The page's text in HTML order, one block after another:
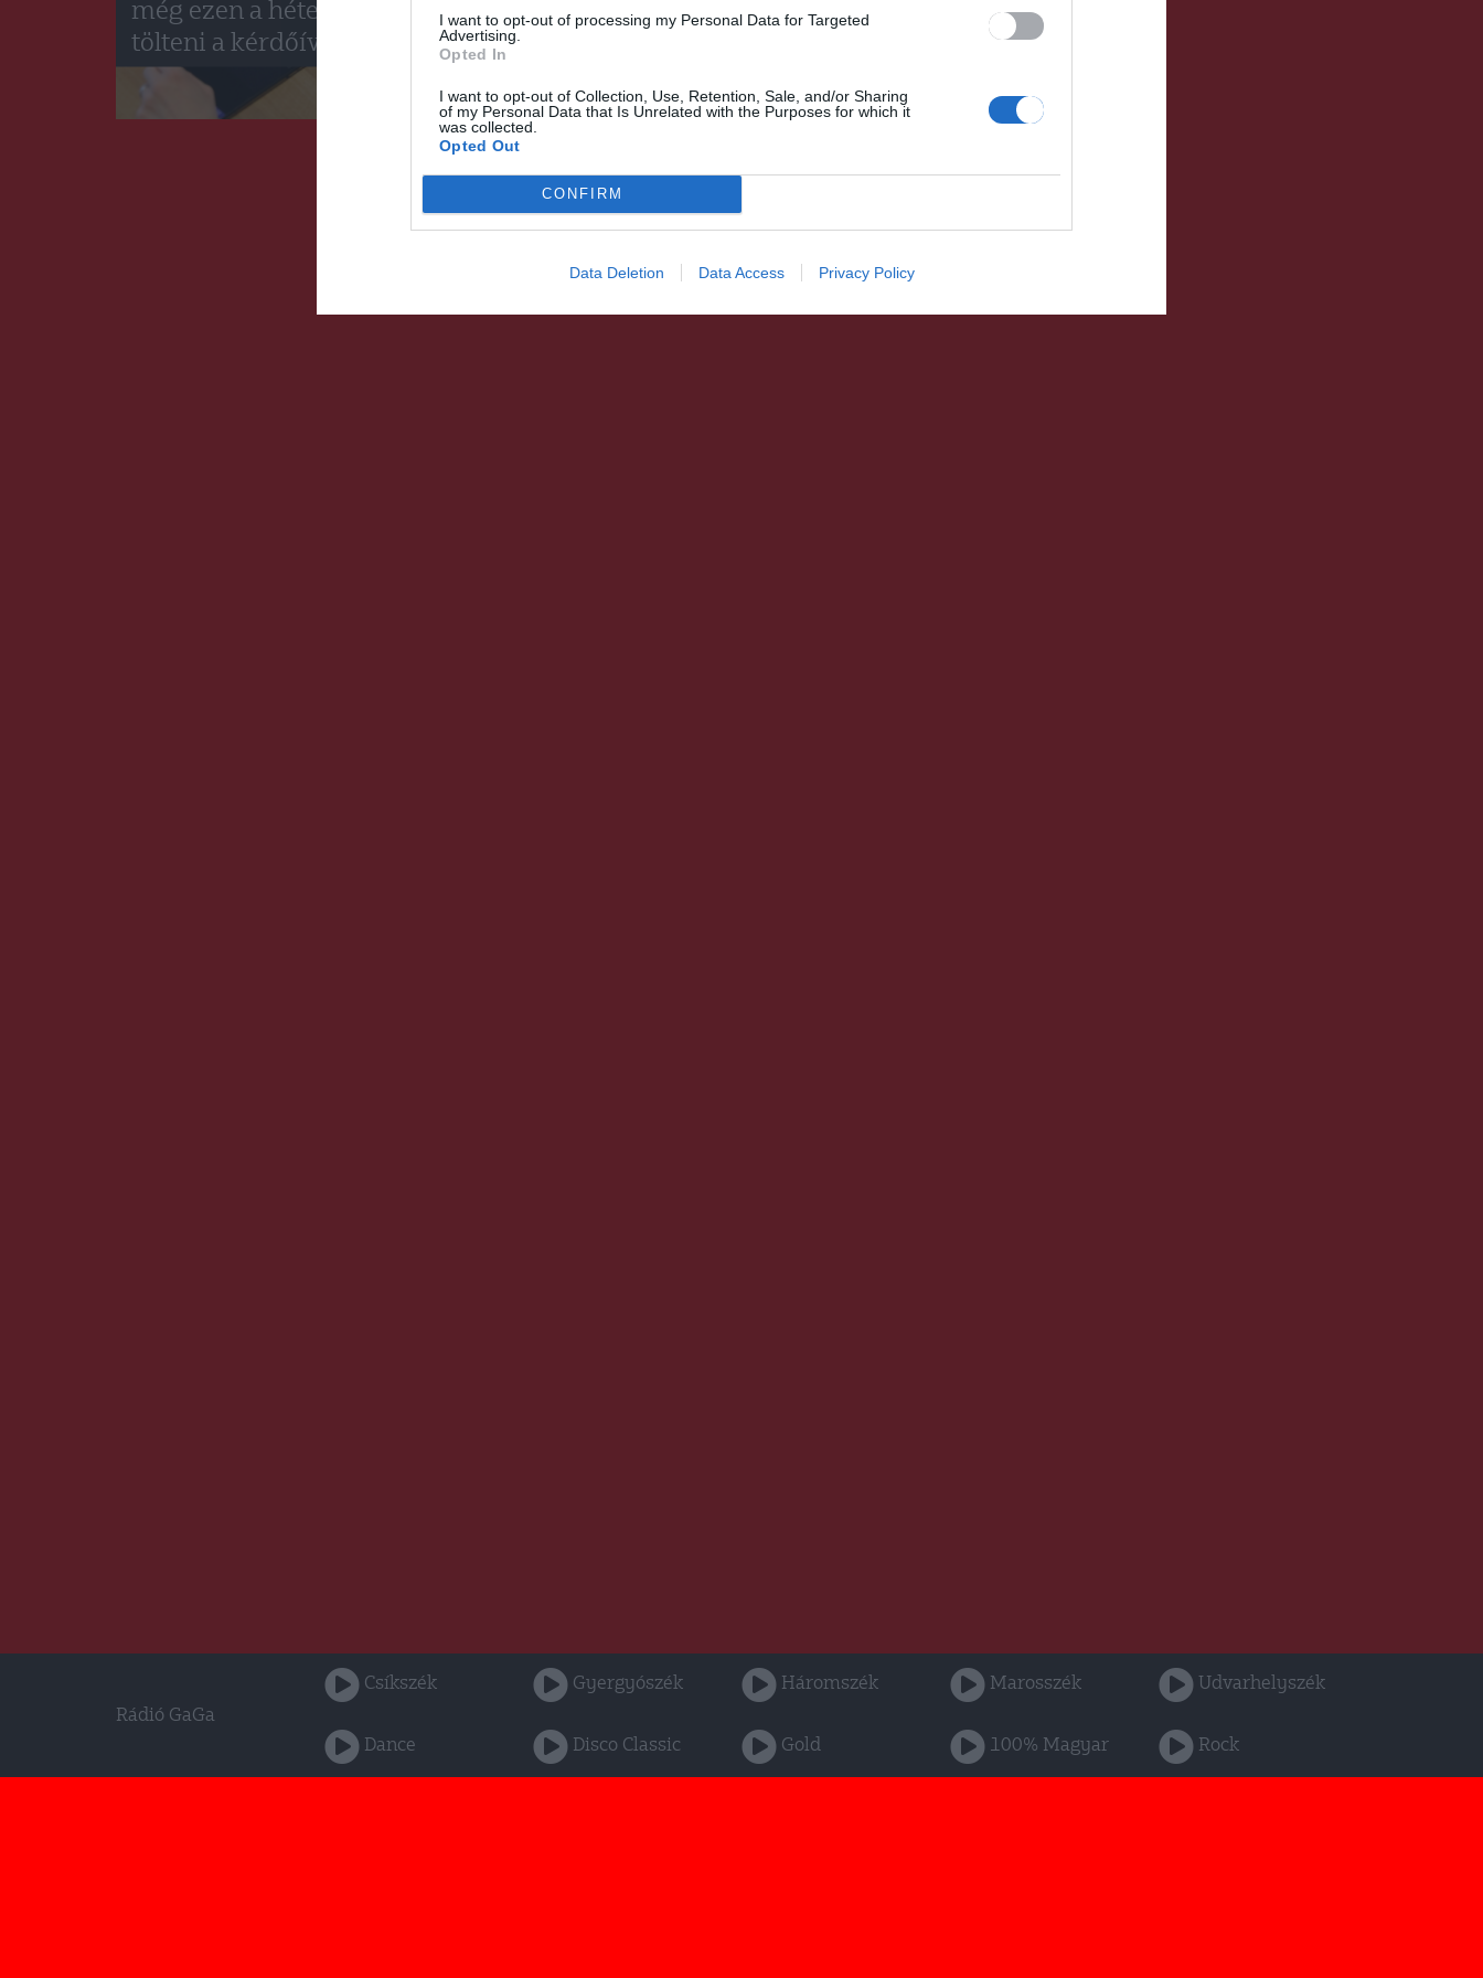
I want to opt-out of processing my Personal Data for Targeted
Advertising.
Opted In
I want to opt-out of Collection, Use, Retention, Sale, and/or Sharing
of my Personal Data that Is Unrelated with the Purposes for which it
was collected.
Opted Out
CONFIRM
Data Deletion Data Access Privacy Policy
még ezen a héten ki lehet
tölteni a kérdőíveket
idén
Rádió GaGa
Csíkszék Gyergyószék Háromszék Marosszék Udvarhelyszék
Dance Disco Classic Gold 100% Magyar Rock